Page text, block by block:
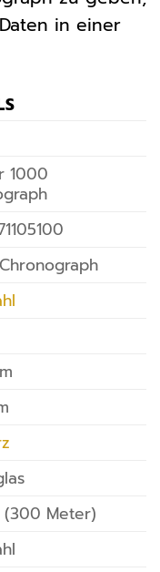
in einer
1000
Meter)